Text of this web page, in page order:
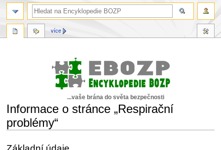
...vaše brána do světa bezpečnosti
Informace o stránce „Respirační
problémy“
více